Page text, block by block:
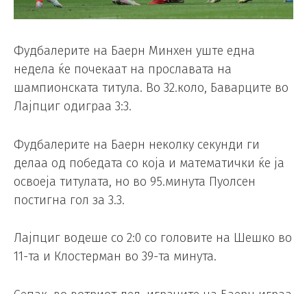
Фудбалерите на Баерн Минхен уште една
недела ќе почекаат на прославата на
шампионската титула. Во 32.коло, Баварците во
Лајпциг одиграа 3:3.
Фудбалерите на Баерн неколку секунди ги
делаа од победата со која и математички ќе ја
освоеја титулата, но во 95.минута Пуолсен
постигна гол за 3.3.
Лајпциг водеше со 2:0 со головите на Шешко во
11-та и Клостерман во 39-та минута.